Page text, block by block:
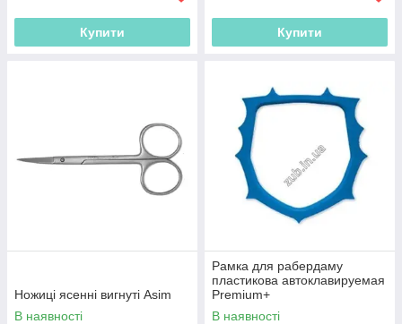
Купити Купити
Ножиці ясенні вигнуті Asim
В наявності
Рамка для рабердаму
пластикова автоклавируемая
Premium+
В наявності